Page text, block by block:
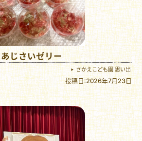
あじさいゼリー
さかえこども園 思い出
投稿日:2026年7月23日